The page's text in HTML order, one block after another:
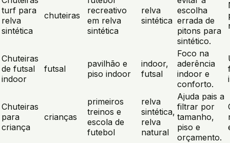
turf para
relva
sintética
chuteiras
recreativo
em relva
sintética
relva
sintética
escolha
errada de
pitons para
sintético.
Chuteiras
de futsal
indoor
futsal
pavilhão e
piso indoor
indoor,
futsal
Foco na
aderência
indoor e
conforto.
Chuteiras
para
criança
crianças
primeiros
treinos e
escola de
futebol
relva
sintética,
relva
natural
Ajuda pais a
filtrar por
tamanho,
piso e
orçamento.